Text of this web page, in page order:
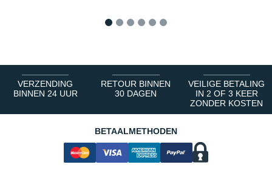
VERZENDING
BINNEN 24 UUR
RETOUR BINNEN
30 DAGEN
VEILIGE BETALING
IN 2 OF 3 KEER
ZONDER KOSTEN
BETAALMETHODEN